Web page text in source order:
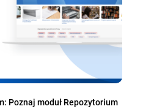
Poznaj moduł Repozytorium